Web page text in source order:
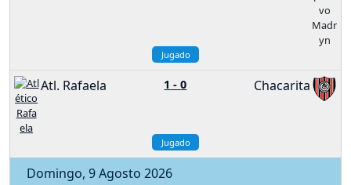
Jugado
Atl. Rafaela 1 -0 Chacarita
Jugado
Domingo, 9 Agosto 2026